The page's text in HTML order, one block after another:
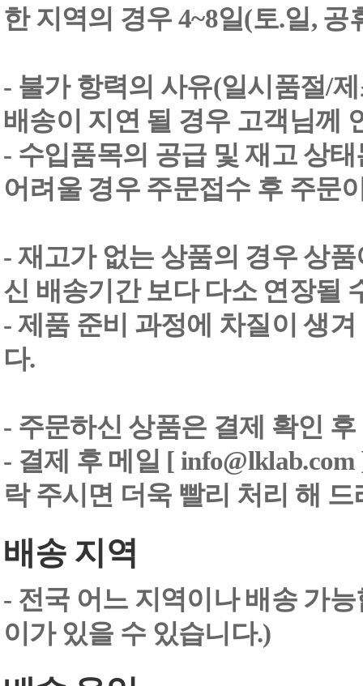
한 지역의 경우 4~8일(토.일,
- 불가 항력의 사유(일시품절/
배송이 지연 될 경우 고객님께
- 수입품목의 공급 및 재고 상
어려울 경우 주문접수 후 주문
- 재고가 없는 상품의 경우 상
신 배송기간 보다 다소 연장될
- 제품 준비 과정에 차질이 생
다.
- 주문하신 상품은 결제 확인
- 결제 후 메일 [
락 주시면 더욱 빨리 처리 해
배송 지역
- 전국 어느 지역이나 배송 가
이가 있을 수 있습니다.)